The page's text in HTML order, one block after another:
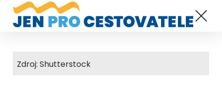
Zdroj: Shutterstock